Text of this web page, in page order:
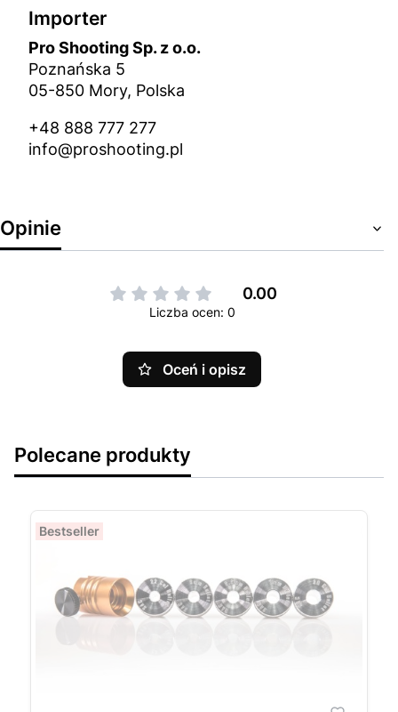
Importer
Pro Shooting Sp. z o.o.
Poznańska 5
05-850 Mory, Polska
+48 888 777 277
info@proshooting.pl
Opinie
0.00
Liczba ocen: 0
Oceń i opisz
Polecane produkty
Bestseller